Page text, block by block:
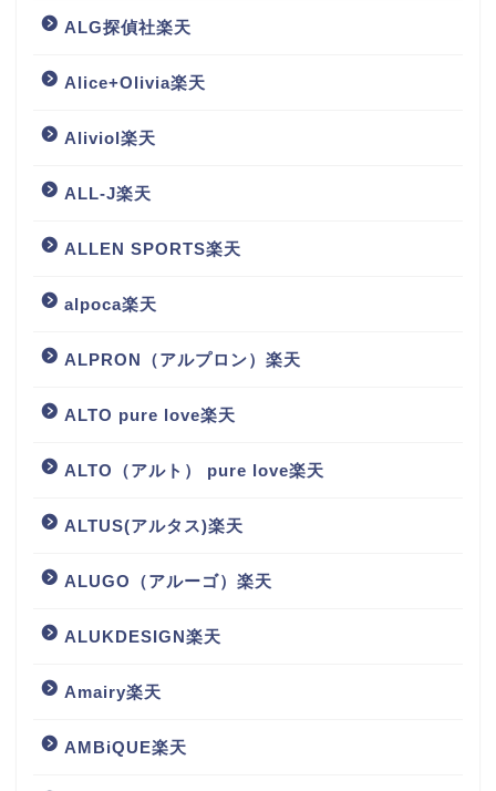
ALG探偵社楽天
Alice+Olivia楽天
Aliviol楽天
ALL-J楽天
ALLEN SPORTS楽天
alpoca楽天
ALPRON（アルプロン）楽天
ALTO pure love楽天
ALTO（アルト） pure love楽天
ALTUS(アルタス)楽天
ALUGO（アルーゴ）楽天
ALUKDESIGN楽天
Amairy楽天
AMBiQUE楽天